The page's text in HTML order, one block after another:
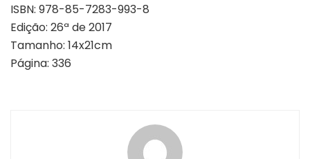
ISBN: 978-85-7283-993-8
Edição: 26ª de 2017
Tamanho: 14x21cm
Página: 336